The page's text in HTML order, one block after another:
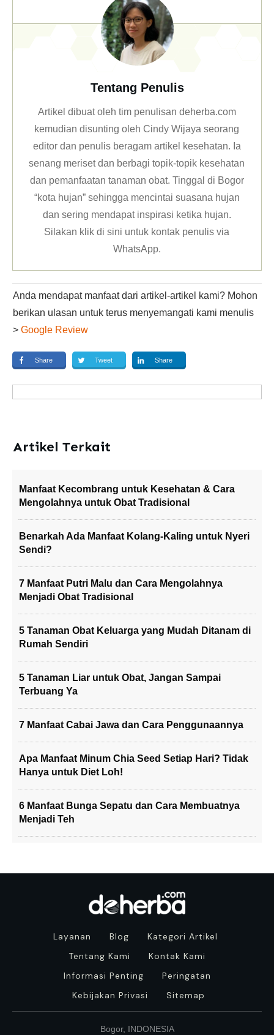
Tentang Penulis
Artikel dibuat oleh tim penulisan deherba.com
kemudian disunting oleh Cindy Wijaya seorang
editor dan penulis beragam artikel kesehatan. Ia
senang meriset dan berbagi topik-topik kesehatan
dan pemanfaatan tanaman obat. Tinggal di Bogor
“kota hujan” sehingga mencintai suasana hujan
dan sering mendapat inspirasi ketika hujan.
Silakan klikdi sini untuk kontak penulis via
WhatsApp.
Anda mendapat manfaat dari artikel-artikel kami? Mohon
berikan ulasan untuk terus menyemangati kami menulis
> Google Review
Share Tweet Share
Artikel Terkait
Manfaat Kecombrang untuk Kesehatan & Cara
Mengolahnya untuk Obat Tradisional
Benarkah Ada Manfaat Kolang-Kaling untuk Nyeri
Sendi?
7 Manfaat Putri Malu dan Cara Mengolahnya
Menjadi Obat Tradisional
5 Tanaman Obat Keluarga yang Mudah Ditanam di
Rumah Sendiri
5 Tanaman Liar untuk Obat, Jangan Sampai
Terbuang Ya
7 Manfaat Cabai Jawa dan Cara Penggunaannya
Apa Manfaat Minum Chia Seed Setiap Hari? Tidak
Hanya untuk Diet Loh!
6 Manfaat Bunga Sepatu dan Cara Membuatnya
Menjadi Teh
Layanan Blog
Kategori Artikel
Tentang Kami
Kontak Kami
Informasi Penting
Peringatan
Kebijakan Privasi
Sitemap
Bogor, INDONESIA